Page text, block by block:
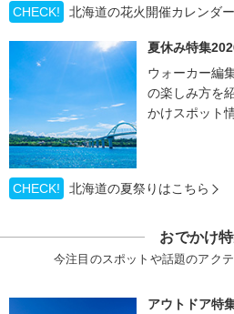
CHECK!
北海道の花火開催カレンダー
夏休み特集
ウォーカー編
の楽しみ方を
かけスポット
CHECK! 北海道の夏祭りはこちら
おでかけ
今注目のスポットや話題のアク
アウトドア特